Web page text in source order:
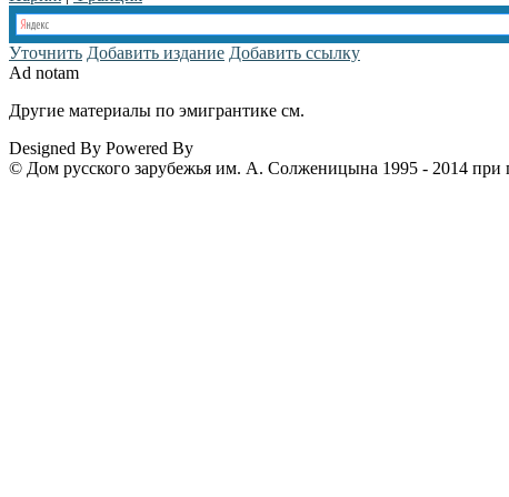
Уточнить Добавить издание Добавить ссылку
Ad notam
Другие материалы по эмигрантике см.
Designed By Powered By
© Дом русского зарубежья им. А. Солженицына 1995 - 2014 при